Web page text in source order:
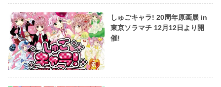
しゅごキャラ! 20周年原画展 in
東京ソラマチ 12月12日より開
催!